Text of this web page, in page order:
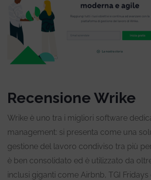
Recensione Wrike
Wrike è uno tra i migliori software
management: si presenta come una
gestione del lavoro condiviso tra più
è ben consolidato ed è utilizzato da
inclusi giganti come Airbnb, TGI